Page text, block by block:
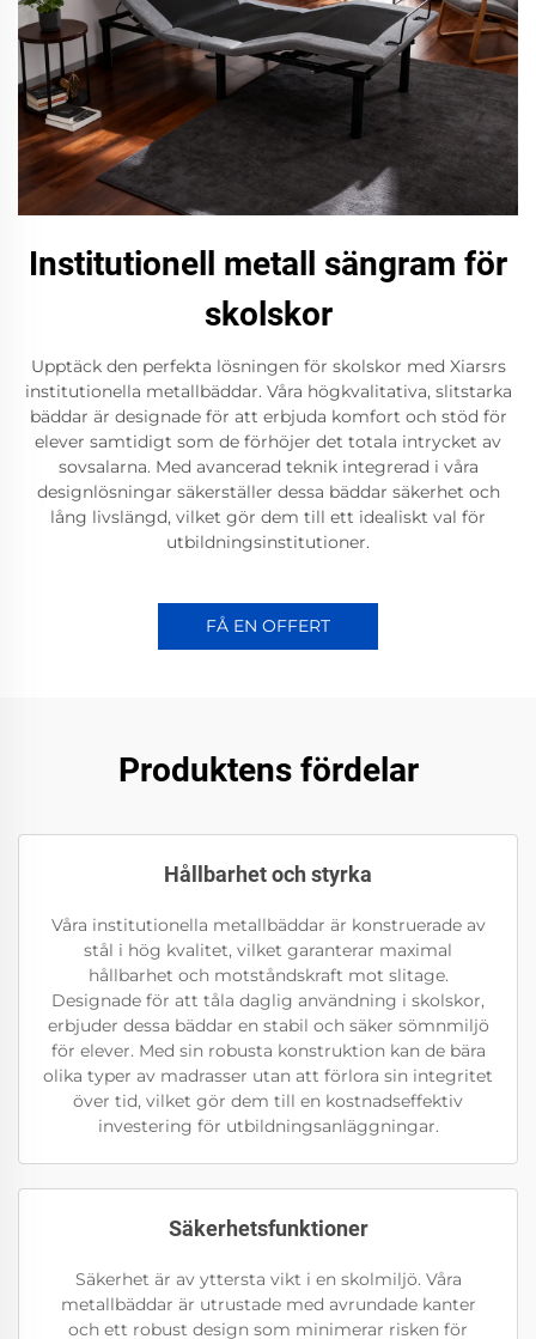
Institutionell metall sängram för
skolskor
Upptäck den perfekta lösningen för skolskor med Xiarsrs
institutionella metallbäddar. Våra högkvalitativa, slitstarka
bäddar är designade för att erbjuda komfort och stöd för
elever samtidigt som de förhöjer det totala intrycket av
sovsalarna. Med avancerad teknik integrerad i våra
designlösningar säkerställer dessa bäddar säkerhet och
lång livslängd, vilket gör dem till ett idealiskt val för
utbildningsinstitutioner.
FÅ EN OFFERT
Produktens fördelar
Hållbarhet och styrka
Våra institutionella metallbäddar är konstruerade av
stål i hög kvalitet, vilket garanterar maximal
hållbarhet och motståndskraft mot slitage.
Designade för att tåla daglig användning i skolskor,
erbjuder dessa bäddar en stabil och säker sömnmiljö
för elever. Med sin robusta konstruktion kan de bära
olika typer av madrasser utan att förlora sin integritet
över tid, vilket gör dem till en kostnadseffektiv
investering för utbildningsanläggningar.
Säkerhetsfunktioner
Säkerhet är av yttersta vikt i en skolmiljö. Våra
metallbäddar är utrustade med avrundade kanter
och ett robust design som minimerar risken för